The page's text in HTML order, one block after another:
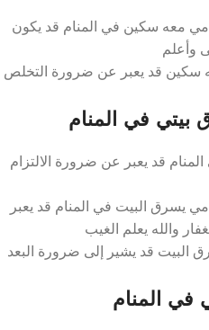
معه سكين في المنام قد يكون
وأعلم
سكين قد يعبر عن ضرورة التخلص
في المنام
قد يعبر عن ضرورة الالتزام
يسرق البيت في المنام قد يعبر
والله يعلم الغيب
البيت قد يشير إلى ضرورة البعد
المنام